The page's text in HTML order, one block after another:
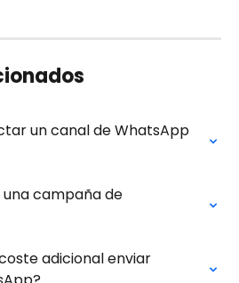
un canal de WhatsApp
campaña de
adicional enviar